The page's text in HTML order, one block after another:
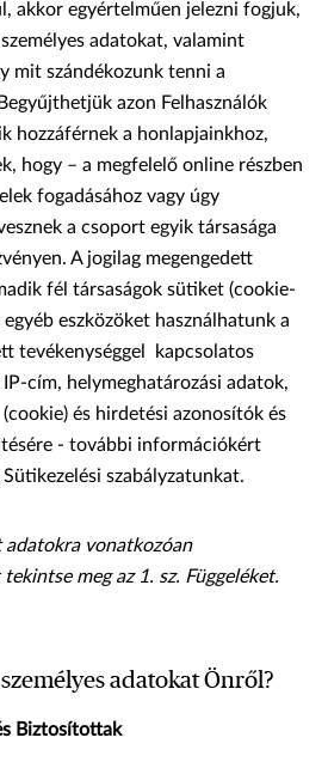
akkor egyértelműen jelezni fogjuk,
adatokat, valamint
mit szándékozunk tenni a
azon Felhasználók
hozzáférnek a honlapjainkhoz,
hogy – a megfelelő online részben
fogadásához vagy úgy
a csoport egyik társasága
A jogilag megengedett
fél társaságok sütiket (cookie-
eszközöket használhatunk a
tevékenységgel kapcsolatos
cím, helymeghatározási adatok,
és hirdetési azonosítók és
- további információkért
szabályzatunkat.
vonatkozóan
meg az 1. sz. Függeléket.
adatokat Önről?
Biztosítottak